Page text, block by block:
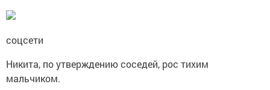
соцсети
Никита, по утверждению соседей, рос тихим
мальчиком.